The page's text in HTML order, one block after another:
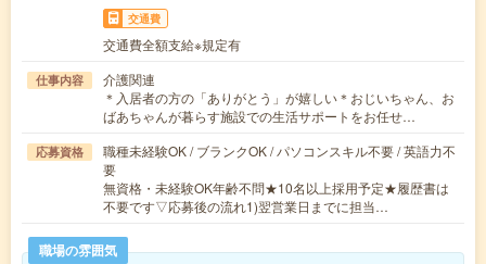
交通費
交通費全額支給※規定有
仕事内容
介護関連
＊入居者の方の「ありがとう」が嬉しい＊おじいちゃん、お
ばあちゃんが暮らす施設での生活サポートをお任せ…
応募資格
職種未経験OK / ブランクOK / パソコンスキル不要 / 英語力不
要
無資格・未経験OK年齢不問★10名以上採用予定★履歴書は
不要です▽応募後の流れ1)翌営業日までに担当…
職場の雰囲気